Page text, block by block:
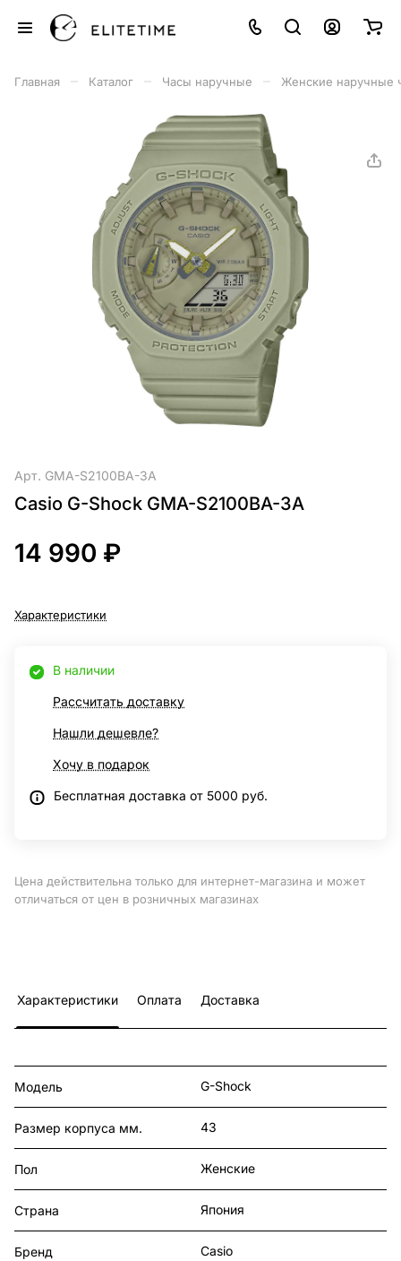
Главная Каталог Часы наручные Женские наручные
Арт. GMA-S2100BA-3A
Casio G-Shock GMA-S2100BA-3A
14 990 ₽
Характеристики
В наличии
Рассчитать доставку
Нашли дешевле?
Хочу в подарок
Бесплатная доставка от 5000 руб.
Цена действительна только для интернет-магазина и может
отличаться от цен в розничных магазинах
Характеристики Оплата Доставка
Модель G-Shock
Размер корпуса мм. 43
Пол Женские
Страна Япония
Бренд Casio